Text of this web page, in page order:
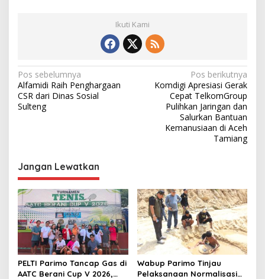
Ikuti Kami
N
a
v
a
s
i
p
o
s
Pos sebelumnya
Alfamidi Raih Penghargaan
CSR dari Dinas Sosial
Sulteng
Pos berikutnya
Komdigi Apresiasi Gerak
Cepat TelkomGroup
Pulihkan Jaringan dan
Salurkan Bantuan
Kemanusiaan di Aceh
Tamiang
Jangan Lewatkan
PELTI Parimo Tancap Gas di
AATC Berani Cup V 2026,
Wabup Parimo Tinjau
Pelaksanaan Normalisasi